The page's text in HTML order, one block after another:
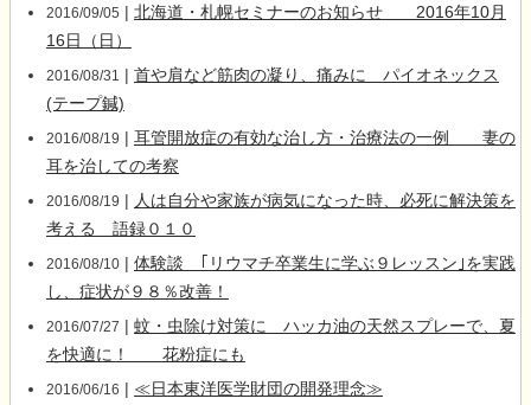
2016/09/05 | 北海道・札幌セミナーのお知らせ 2016年10月
16日（日）
2016/08/31 | 首や肩など筋肉の凝り、痛みに パイオネックス
(テープ鍼)
2016/08/19 | 耳管開放症の有効な治し方・治療法の一例 妻の
耳を治しての考察
2016/08/19 | 人は自分や家族が病気になった時、必死に解決策を
考える 語録０１０
2016/08/10| 体験談 ｢リウマチ卒業生に学ぶ９レッスン｣を実践
し、症状が９８％改善！
2016/07/27 | 蚊・虫除け対策に ハッカ油の天然スプレーで、夏
を快適に！ 花粉症にも
2016/06/16 | ≪日本東洋医学財団の開発理念≫